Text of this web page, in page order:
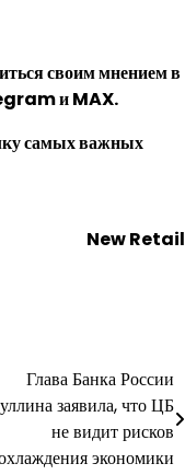
своим мнением в
иMAX.
самых важных
New Retail
Глава Банка России
заявила, что ЦБ
не видит рисков
экономики